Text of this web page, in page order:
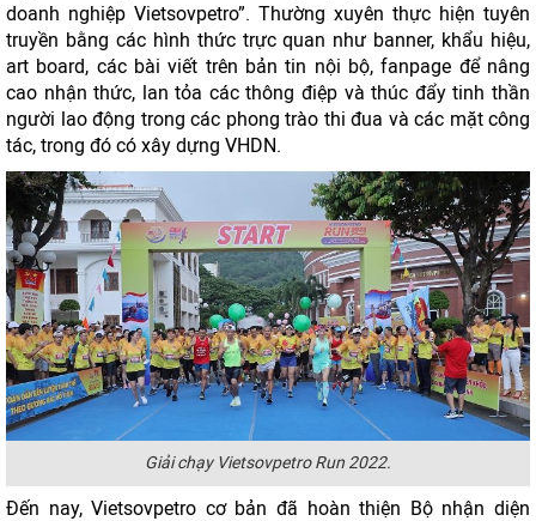
doanh nghiệp Vietsovpetro”. Thường xuyên thực hiện tuyên
truyền bằng các hình thức trực quan như banner, khẩu hiệu,
art board, các bài viết trên bản tin nội bộ, fanpage để nâng
cao nhận thức, lan tỏa các thông điệp và thúc đẩy tinh thần
người lao động trong các phong trào thi đua và các mặt công
tác, trong đó có xây dựng VHDN.
Giải chạy Vietsovpetro Run 2022.
Đến nay, Vietsovpetro cơ bản đã hoàn thiện Bộ nhận diện